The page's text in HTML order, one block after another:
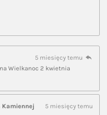
5 miesięcy temu
Wielkanoc 2 kwietnia
Kamiennej
5 miesięcy temu